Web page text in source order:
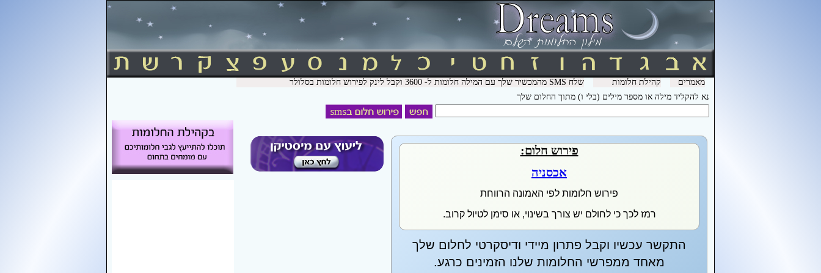
מאמרים קהילת חלומות
שלח SMS מהמכשיר שלך עם המילה חלומות ל- 3600 וקבל לינק לפירוש חלומות בסלולר
נא להקליד מילה או מספר מילים (בלי ו) מתוך החלום שלך
פירוש חלום:
אכסניה
פירוש חלומות לפי האמונה הרווחת
רמז לכך כי לחולם יש צורך בשינוי, או סימן לטיול קרוב.
התקשר עכשיו וקבל פתרון מיידי ודיסקרטי לחלום שלך
מאחד ממפרשי החלומות שלנו הזמינים כרגע.